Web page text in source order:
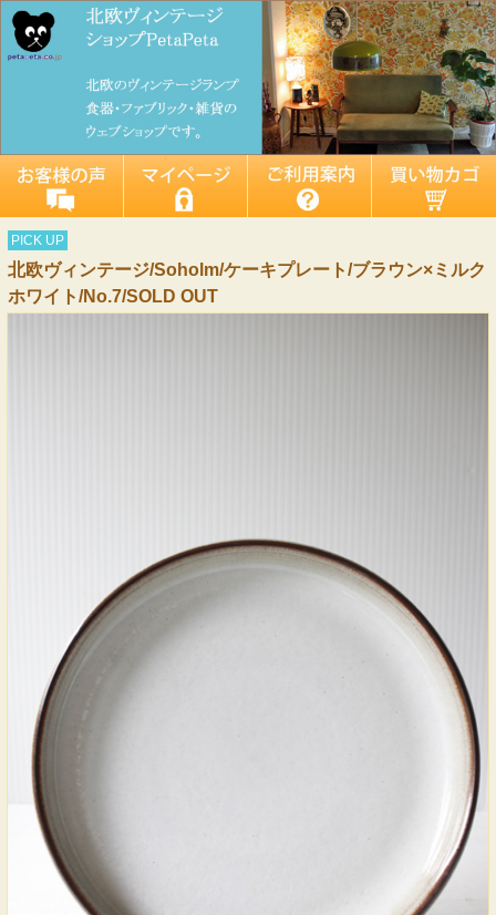
PICK UP
北欧ヴィンテージ/Soholm/ケーキプレート/ブラウン×ミルク
ホワイト/No.7/SOLD OUT